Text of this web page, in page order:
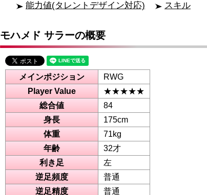
能力値(タレントデザイン対応)
スキル
モハメド サラーの概要
メインポジション
RWG
Player Value
★★★★★
総合値
84
身長
175cm
体重
71kg
年齢
32才
利き足
左
逆足頻度
普通
逆足精度
普通